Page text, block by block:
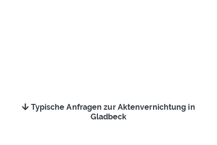
Typische Anfragen zur Aktenvernichtung in
Gladbeck